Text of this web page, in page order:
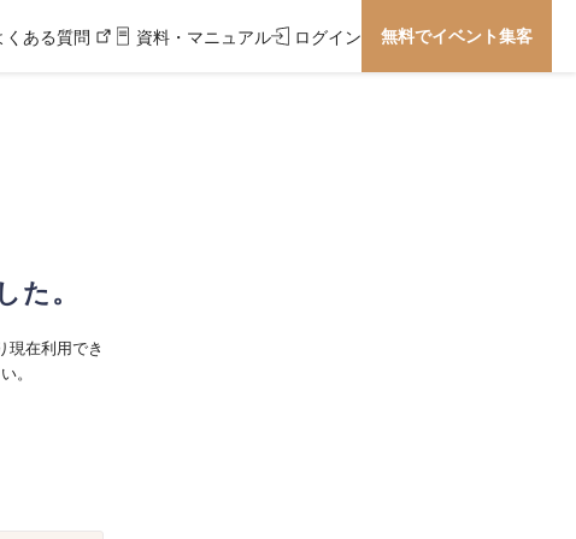
くある質問 資料・マニュアル ログイン 無料でイベント集客
た。
現在利用でき
。